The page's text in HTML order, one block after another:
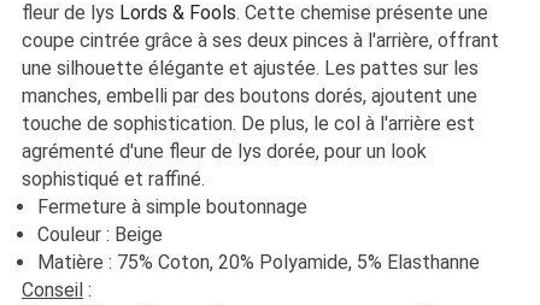
fleur de lys Lords & Fools. Cette chemise présente une
coupe cintrée grâce à ses deux pinces à l'arrière, offrant
une silhouette élégante et ajustée. Les pattes sur les
manches, embelli par des boutons dorés, ajoutent une
touche de sophistication. De plus, le col à l'arrière est
agrémenté d'une fleur de lys dorée, pour un look
sophistiqué et raffiné.
Fermeture à simple boutonnage
Couleur : Beige
Matière : 75% Coton, 20% Polyamide, 5% Elasthanne
Conseil :